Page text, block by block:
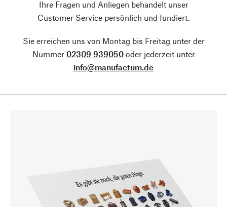
Ihre Fragen und Anliegen behandelt unser
Customer Service persönlich und fundiert.
Sie erreichen uns von Montag bis Freitag unter der
Nummer 02309 939050oder jederzeit unter
info@manufactum.de